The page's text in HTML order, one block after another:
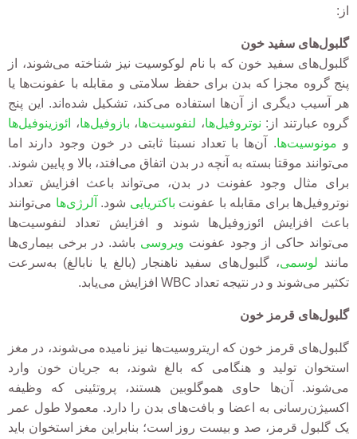
از:
گلبول‌های سفید خون
گلبول‌های سفید خون که با نام لوکوسیت نیز شناخته می‌شوند، از
پنج گروه مجزا که بدن برای حفظ سلامتی و مقابله با عفونت‌ها یا
هر آسیب دیگری از آن‌ها استفاده می‌کند، تشکیل شده‌اند.
این پنج
گروه عبارتند از: نوتروفیل‌ها، لنفوسیت‌ها، بازوفیل‌ها،
ائوزینوفیل‌ها
و مونوسیت‌ها. آن‌ها با تعداد نسبتا ثابتی در خون وجود دارند اما
می‌توانند موقتا بسته به آنچه در بدن اتفاق می‌افتد، بالا و پایین شوند.
برای مثال وجود عفونت در بدن، می‌تواند باعث افزایش تعداد
نوتروفیل‌ها برای مقابله با عفونت باکتریایی شود. آلرژی‌ها می‌توانند
باعث افزایش ائوزوفیل‌ها شوند و افزایش تعداد لنفوسیت‌ها
می‌تواند حاکی از وجود عفونت ویروسی باشد. در
برخی بیماری‌ها
مانند لوسمی،گلبول‌های سفید ناهنجار (بالغ یا نابالغ) به‌سرعت
تکثیر می‌شوند و در نتیجه تعداد WBC افزایش می‌یابد.
گلبول‌های قرمز خون
گلبول‌های قرمز خون که اریتروسیت‌ها نیز نامیده می‌شوند، در مغز
استخوان تولید و هنگامی که بالغ شوند، به جریان خون وارد
می‌شوند. آن‌ها حاوی هموگلوبین هستند، پروتئینی که وظیفه
اکسیژن‌رسانی به اعضا و بافت‌های بدن را دارد. معمولا طول عمر
یک گلبول قرمز، صد و بیست روز است؛ بنابراین مغز استخوان باید